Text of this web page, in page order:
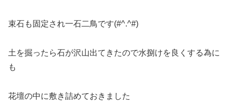
束石も固定され一石二鳥です(#^.^#)
土を掘ったら石が沢山出てきたので水捌けを良くする為に
も
花壇の中に敷き詰めておきました